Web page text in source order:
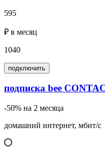
595
₽ в месяц
1040
подключить
подписка bee
-50% на 2 месяца
домашний интернет, мбит/с